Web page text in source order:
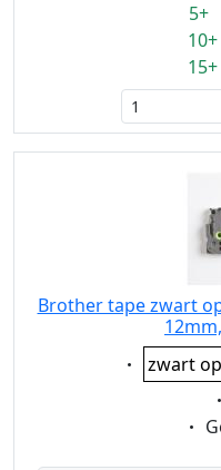
5+
Brother tape zwart
zwart